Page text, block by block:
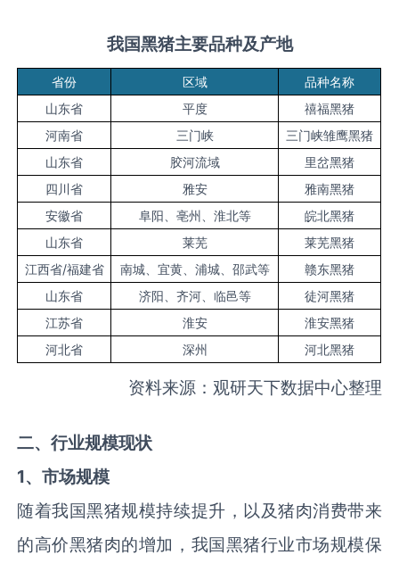
我国黑猪主要品种及产地
省份 区域
品种名称
山东省
平度
禧福黑猪
河南省
三门峡
三门峡雏鹰黑猪
山东省
胶河流域
里岔黑猪
四川省
雅安
雅南黑猪
安徽省
阜阳、亳州、淮北等
皖北黑猪
山东省
莱芜
莱芜黑猪
江西省/福建省
南城、宜黄、浦城、邵武等
赣东黑猪
山东省
济阳、齐河、临邑等
徒河黑猪
江苏省
淮安
淮安黑猪
河北省
深州 河北黑猪
资料来源：观研天下数据中心整理
二、行业规模现状
1、市场规模
随着我国黑猪规模持续提升，以及猪肉消费带来
的高价黑猪肉的增加，我国黑猪行业市场规模保